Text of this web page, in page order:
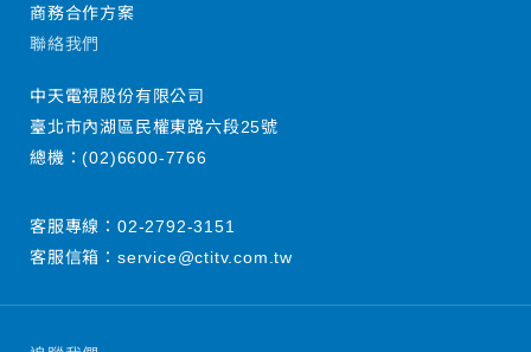
商務合作方案
聯絡我們
中天電視股份有限公司
臺北市內湖區民權東路六段25號
總機：(02)6600-7766
客服專線： 02-2792-3151
客服信箱： service@ctitv.com.tw